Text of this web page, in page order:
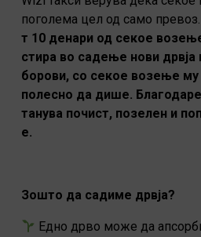
поголема цел од само превоз.
т 10 денари од секое
стира во садење нови дрвја
борови, со секое возење
полесно да дише.
танува почист, позелен и
е.
Зошто да садиме дрвја?
Едно дрво може да